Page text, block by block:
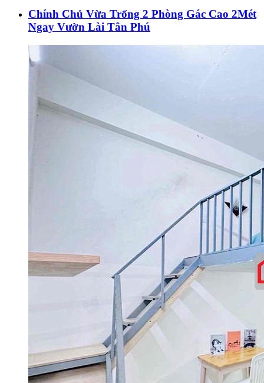
Chính Chủ Vừa Trống 2 Phòng Gác Cao 2Mét
Ngay Vườn Lài Tân Phú